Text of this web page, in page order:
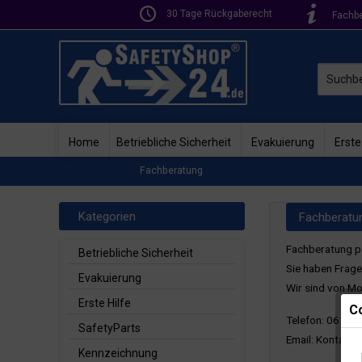
30 Tage Rückgaberecht
Home Betriebliche Sicherheit Evakuierung
Fachberatung
Kategorien
Betriebliche Sicherheit
Evakuierung
Erste Hilfe
SafetyParts
Kennzeichnung
Fachberatung
Sie haben
Wir sind von
Telefon:
Email: